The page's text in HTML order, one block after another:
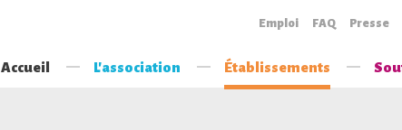
Emploi FAQ Presse
Accueil L'association Établissements